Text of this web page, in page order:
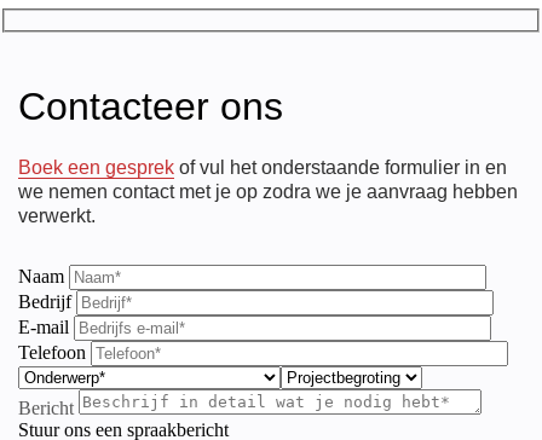
Contacteer ons
Boek een gesprek of vul het onderstaande formulier in en
we nemen contact met je op zodra we je aanvraag hebben
verwerkt.
Naam
Bedrijf
E-mail
Telefoon
Bericht
Stuur ons een spraakbericht